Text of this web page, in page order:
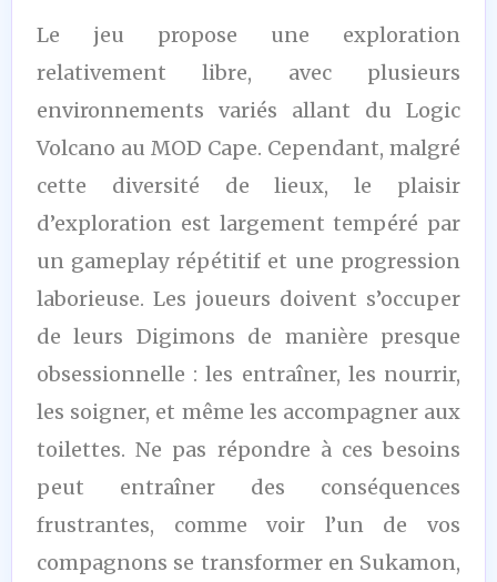
Le jeu propose une exploration
relativement libre, avec plusieurs
environnements variés allant du Logic
Volcano au MOD Cape. Cependant, malgré
cette diversité de lieux, le plaisir
d’exploration est largement tempéré par
un gameplay répétitif et une progression
laborieuse. Les joueurs doivent s’occuper
de leurs Digimons de manière presque
obsessionnelle : les entraîner, les nourrir,
les soigner, et même les accompagner aux
toilettes. Ne pas répondre à ces besoins
peut entraîner des conséquences
frustrantes, comme voir l’un de vos
compagnons se transformer en Sukamon,